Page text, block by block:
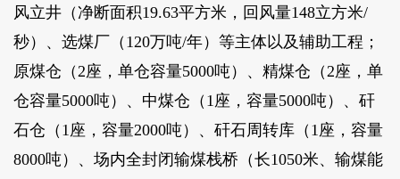
风立井（净断面积19.63平方米，回风量148立方米/
秒）、选煤厂（120万吨/年）等主体以及辅助工程；
原煤仓（2座，单仓容量5000吨）、精煤仓（2座，单
仓容量5000吨）、中煤仓（1座，容量5000吨）、矸
石仓（1座，容量2000吨）、矸石周转库（1座，容量
8000吨）、场内全封闭输煤栈桥（长1050米、输煤能